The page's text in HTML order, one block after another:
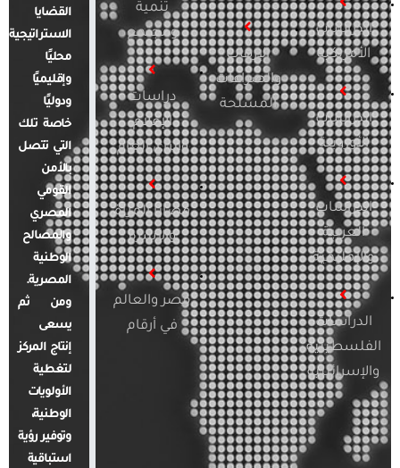
الدراسات
الأمريكية
الدراسات
الأوروبية
الدراسات
العربية
والإقليمية
الدراسات
الفلسطينية
والإسرائيلية
الإرهاب
والصراعات
المسلحة
تنمية
ومجتمع
دراسات
الإعلام
والرأي العام
قضايا المرأة
والأسرة
مصر والعالم
في أرقام
القضايا
الاستراتيجية
محليًا
وإقليميًا
ودوليًا
خاصة تلك
التي تتصل
بالأمن
القومي
المصري
والمصالح
الوطنية
المصرية.
ومن ثم
يسعى
إنتاج المركز
لتغطية
الأولويات
الوطنية،
وتوفير رؤية
استباقية